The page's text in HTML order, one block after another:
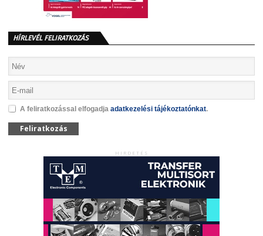
HÍRLEVÉL FELIRATKOZÁS
A feliratkozással elfogadja adatkezelési tájékoztatónkat.
Feliratkozás
HIRDETÉS